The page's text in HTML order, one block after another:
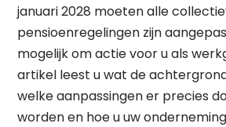
januari 2028 moeten alle
pensioenregelingen zijn
mogelijk om actie voor u als
artikel leest u wat de
welke aanpassingen er precies
worden en hoe u uw